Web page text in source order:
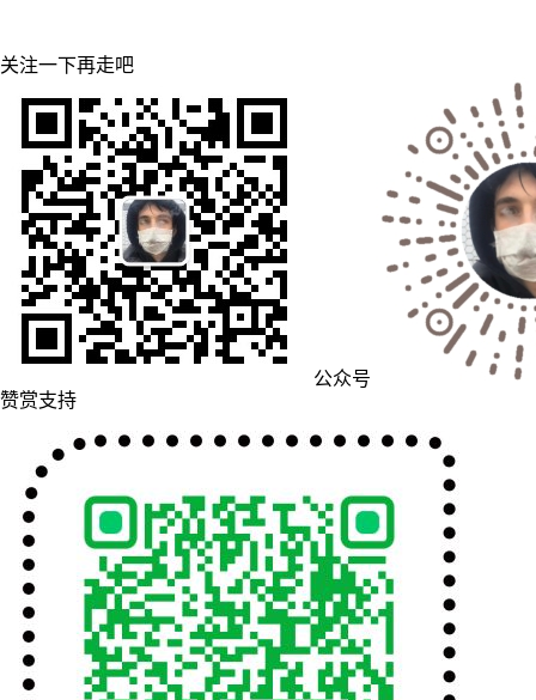
关注一下再走吧
公众号
赞赏支持